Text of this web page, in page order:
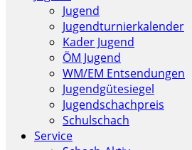
Jugend
Jugendturnierkalender
Kader Jugend
ÖM Jugend
WM/EM Entsendungen
Jugendgütesiegel
Jugendschachpreis
Schulschach
Service